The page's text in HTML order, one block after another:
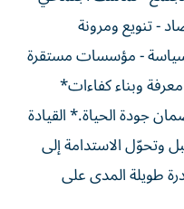
- تنويع ومرونة
- مؤسسات مستقرة
وبناء كفاءات*
جودة الحياة.* القيادة
وتحوّل الاستدامة إلى
طويلة المدى على